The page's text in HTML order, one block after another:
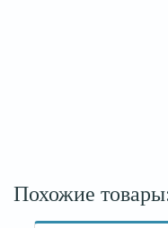
Похожие